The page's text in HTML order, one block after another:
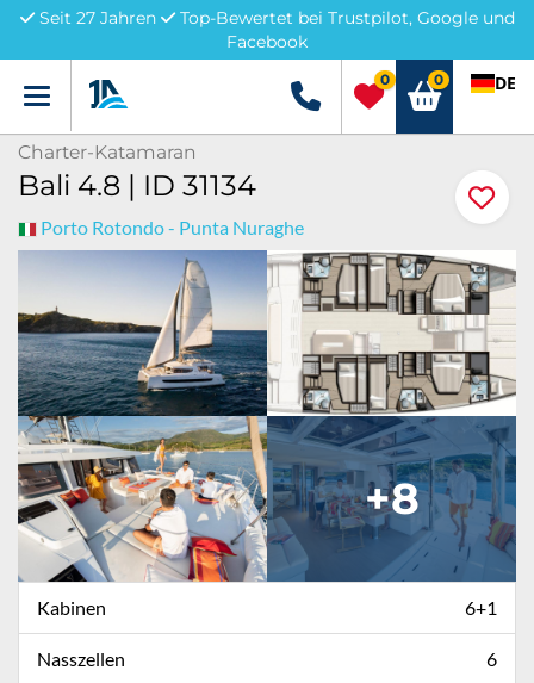
Seit 27 Jahren
Top-Bewertet bei Trustpilot, Google und
Facebook
Menü +49 5741 3222690
0 0 DE
Charter-Katamaran
Bali 4.8 | ID 31134
Porto Rotondo - Punta Nuraghe
+8
Kabinen 6+1
Nasszellen 6